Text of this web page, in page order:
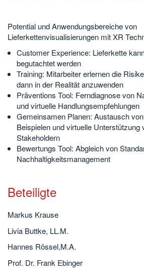
Potential und Anwendungsbereiche von
Lieferkettenvisualisierungen mit XR
Customer Experience: Lieferkette
begutachtet werden
Training: Mitarbeiter erlernen die
dann in der Realität anzuwenden
Präventions Tool: Ferndiagnose von
und virtuelle Handlungsempfehlungen
Gemeinsamen Planen: Austausch
Beispielen und virtuelle Unterstützung
Stakeholdern
Bewertungs Tool: Abgleich von
Nachhaltigkeitsmanagement
Beteiligte
Markus Krause
Livia Buttke, LL.M.
Hannes Rössel,M.A.
Prof. Dr. Frank Ebinger